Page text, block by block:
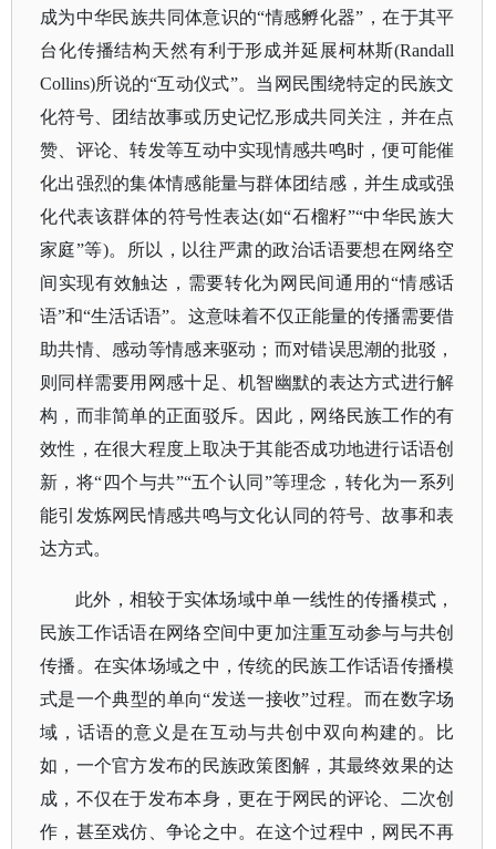
成为中华民族共同体意识的“情感孵化器”，在于其平
台化传播结构天然有利于形成并延展柯林斯(Randall
Collins)所说的“互动仪式”。当网民围绕特定的民族文
化符号、团结故事或历史记忆形成共同关注，并在点
赞、评论、转发等互动中实现情感共鸣时，便可能催
化出强烈的集体情感能量与群体团结感，并生成或强
化代表该群体的符号性表达(如“石榴籽”“中华民族大
家庭”等)。所以，以往严肃的政治话语要想在网络空
间实现有效触达，需要转化为网民间通用的“情感话
语”和“生活话语”。这意味着不仅正能量的传播需要借
助共情、感动等情感来驱动；而对错误思潮的批驳，
则同样需要用网感十足、机智幽默的表达方式进行解
构，而非简单的正面驳斥。因此，网络民族工作的有
效性，在很大程度上取决于其能否成功地进行话语创
新，将“四个与共”“五个认同”等理念，转化为一系列
能引发炼网民情感共鸣与文化认同的符号、故事和表
达方式。
此外，相较于实体场域中单一线性的传播模式，
民族工作话语在网络空间中更加注重互动参与与共创
传播。在实体场域之中，传统的民族工作话语传播模
式是一个典型的单向“发送一接收”过程。而在数字场
域，话语的意义是在互动与共创中双向构建的。比
如，一个官方发布的民族政策图解，其最终效果的达
成，不仅在于发布本身，更在于网民的评论、二次创
作，甚至戏仿、争论之中。在这个过程中，网民不再